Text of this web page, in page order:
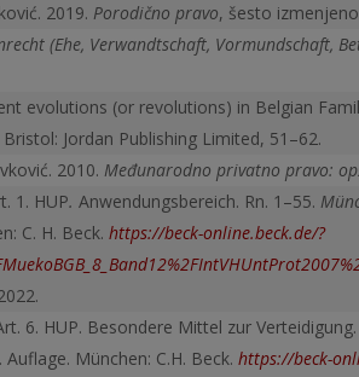
2019. Porodično pravo, šesto
(Ehe, Verwandtschaft, Vormundschaft,
evolutions (or revolutions) in Belgian
Jordan Publishing Limited, 51–62.
2010. Međunarodno privatno pravo:
1. HUP. Anwendungsbereich. Rn. 1–55.
C. H. Beck. https://beck-online.beck.de/?
6. HUP. Besondere Mittel zur Ver­teidigung.
Auflage. München: C.H. Beck. https://beck-